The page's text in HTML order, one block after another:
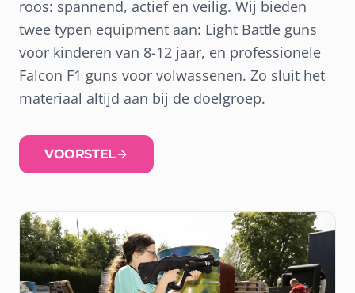
roos: spannend, actief en veilig. Wij bieden
twee typen equipment aan: Light Battle guns
voor kinderen van 8-12 jaar, en professionele
Falcon F1 guns voor volwassenen. Zo sluit het
materiaal altijd aan bij de doelgroep.
VOORSTEL